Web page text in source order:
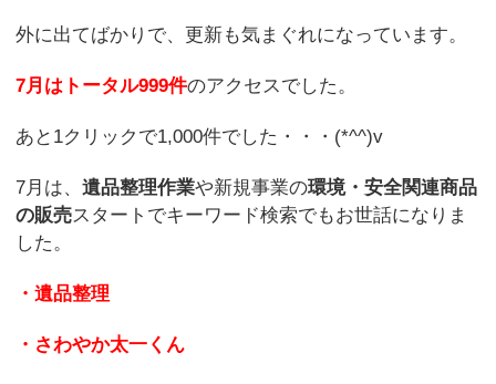
外に出てばかりで、更新も気まぐれになっています。
7月はトータル999件のアクセスでした。
あと1クリックで1,000件でした・・・(*^^)v
7月は、 遺品整理作業や新規事業の環境・安全関連商品
の販売スタートでキーワード検索でもお世話になりま
した。
・遺品整理
・さわやか太一くん